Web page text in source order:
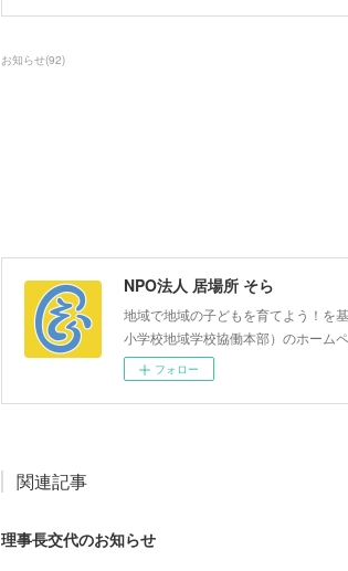
お知らせ(92)
NPO法人 居場所 そら
地域で地域の子どもを育てよう！を
小学校地域学校協働本部）のホームペ
フォロー
関連記事
理事長交代のお知らせ